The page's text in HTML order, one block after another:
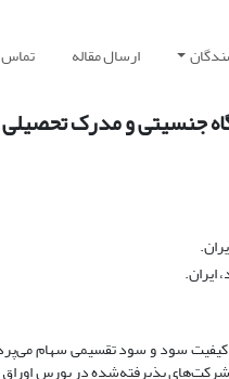
ارسال مقاله تماس
جنسیتی و مدرک
ایران.
کیفیت سود و سود تقسیمی سهام